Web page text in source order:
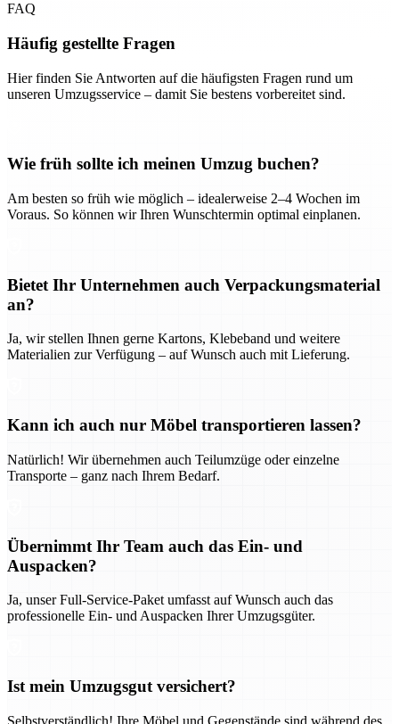
FAQ
Häufig gestellte Fragen
Hier finden Sie Antworten auf die häufigsten Fragen rund um
unseren Umzugsservice – damit Sie bestens vorbereitet sind.
Wie früh sollte ich meinen Umzug buchen?
Am besten so früh wie möglich – idealerweise 2–4 Wochen im
Voraus. So können wir Ihren Wunschtermin optimal einplanen.
Bietet Ihr Unternehmen auch Verpackungsmaterial
an?
Ja, wir stellen Ihnen gerne Kartons, Klebeband und weitere
Materialien zur Verfügung – auf Wunsch auch mit Lieferung.
Kann ich auch nur Möbel transportieren lassen?
Natürlich! Wir übernehmen auch Teilumzüge oder einzelne
Transporte – ganz nach Ihrem Bedarf.
Übernimmt Ihr Team auch das Ein- und
Auspacken?
Ja, unser Full-Service-Paket umfasst auf Wunsch auch das
professionelle Ein- und Auspacken Ihrer Umzugsgüter.
Ist mein Umzugsgut versichert?
Selbstverständlich! Ihre Möbel und Gegenstände sind während des